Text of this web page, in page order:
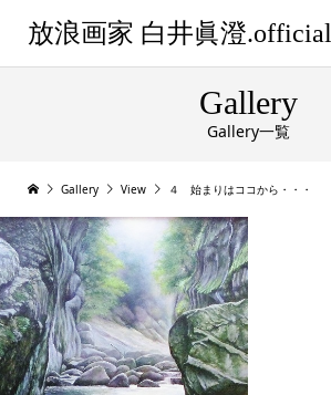
放浪画家 白井眞澄.official
Gallery
Gallery一覧
Gallery View ４ 始まりはココから・・・